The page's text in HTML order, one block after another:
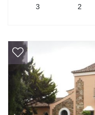
3
2